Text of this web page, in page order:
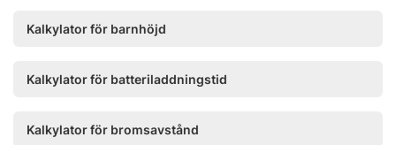
Kalkylator för barnhöjd
Kalkylator för batteriladdningstid
Kalkylator för bromsavstånd